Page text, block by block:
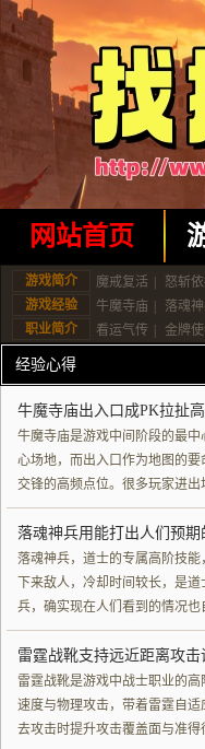
网站首页
游戏简介 魔戒复活 怒斩
游戏经验
牛魔寺庙 落魂
职业简介
看运气传 金牌
经验心得
牛魔寺庙出入口成PK拉扯
牛魔寺庙是游戏中间阶段的最
心场地，而出入口作为地图的
交锋的高频点位。很多玩家进
落魂神兵用能打出人们预
落魂神兵，道士的专属高阶技
下来敌人，冷却时间较长，是
兵，确实现在人们看到的情况
雷霆战靴支持远近距离攻
雷霆战靴是游戏中战士职业的
速度与物理攻击，带着雷霆自
去攻击时提升攻击覆盖面与准